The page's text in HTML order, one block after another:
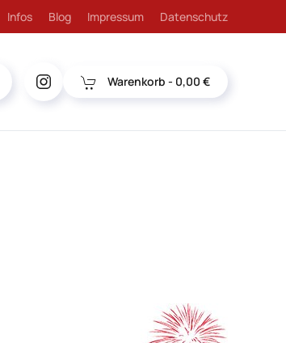
Infos Blog Impressum Datenschutz
Warenkorb - 0,00 €